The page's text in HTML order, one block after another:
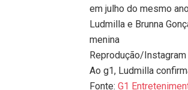
em julho do mesmo
Ludmilla e Brunna
menina
Reprodução/Instagram
Ao g1, Ludmilla
Fonte:G1